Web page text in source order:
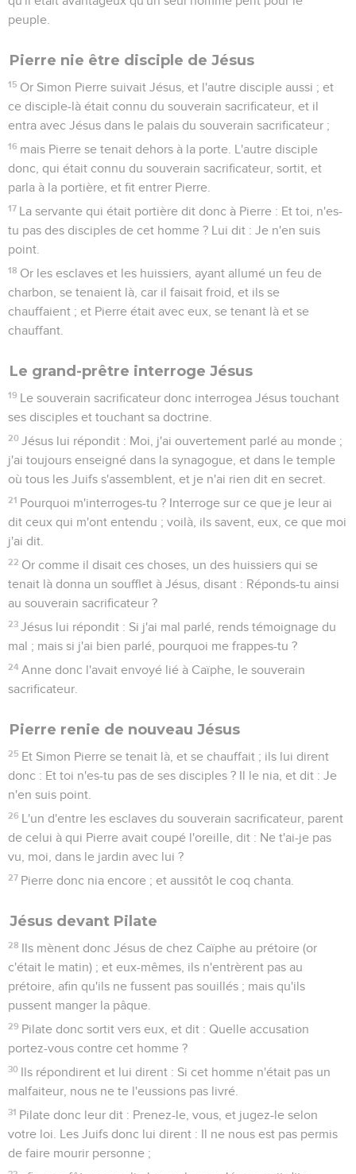
peuple.
Pierre nie être disciple de Jésus
15 Or Simon Pierre suivait Jésus, et l'autre disciple aussi ; et
ce disciple-là était connu du souverain sacrificateur, et il
entra avec Jésus dans le palais du souverain sacrificateur ;
16 mais Pierre se tenait dehors à la porte. L'autre disciple
donc, qui était connu du souverain sacrificateur, sortit, et
parla à la portière, et fit entrer Pierre.
17 La servante qui était portière dit donc à Pierre : Et toi, n'es-
tu pas des disciples de cet homme ? Lui dit : Je n'en suis
point.
18 Or les esclaves et les huissiers, ayant allumé un feu de
charbon, se tenaient là, car il faisait froid, et ils se
chauffaient ; et Pierre était avec eux, se tenant là et se
chauffant.
Le grand-prêtre interroge Jésus
19 Le souverain sacrificateur donc interrogea Jésus touchant
ses disciples et touchant sa doctrine.
20 Jésus lui répondit : Moi, j'ai ouvertement parlé au monde ;
j'ai toujours enseigné dans la synagogue, et dans le temple
où tous les Juifs s'assemblent, et je n'ai rien dit en secret.
21 Pourquoi m'interroges-tu ? Interroge sur ce que je leur ai
dit ceux qui m'ont entendu ; voilà, ils savent, eux, ce que moi
j'ai dit.
22 Or comme il disait ces choses, un des huissiers qui se
tenait là donna un soufflet à Jésus, disant : Réponds-tu ainsi
au souverain sacrificateur ?
23 Jésus lui répondit : Si j'ai mal parlé, rends témoignage du
mal ; mais si j'ai bien parlé, pourquoi me frappes-tu ?
24 Anne donc l'avait envoyé lié à Caïphe, le souverain
sacrificateur.
Pierre renie de nouveau Jésus
25 Et Simon Pierre se tenait là, et se chauffait ; ils lui dirent
donc : Et toi n'es-tu pas de ses disciples ? Il le nia, et dit : Je
n'en suis point.
26 L'un d'entre les esclaves du souverain sacrificateur, parent
de celui à qui Pierre avait coupé l'oreille, dit : Ne t'ai-je pas
vu, moi, dans le jardin avec lui ?
27 Pierre donc nia encore ; et aussitôt le coq chanta.
Jésus devant Pilate
28 Ils mènent donc Jésus de chez Caïphe au prétoire (or
c'était le matin) ; et eux-mêmes, ils n'entrèrent pas au
prétoire, afin qu'ils ne fussent pas souillés ; mais qu'ils
pussent manger la pâque.
29 Pilate donc sortit vers eux, et dit : Quelle accusation
portez-vous contre cet homme ?
30 Ils répondirent et lui dirent : Si cet homme n'était pas un
malfaiteur, nous ne te l'eussions pas livré.
31 Pilate donc leur dit : Prenez-le, vous, et jugez-le selon
votre loi. Les Juifs donc lui dirent : Il ne nous est pas permis
de faire mourir personne ;